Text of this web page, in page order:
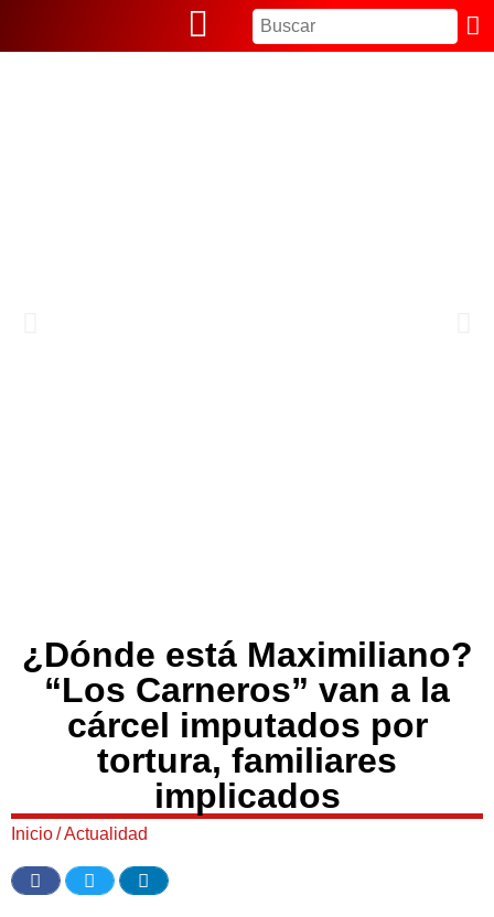
¿Dónde está Maximiliano?
“Los Carneros” van a la
cárcel imputados por
tortura, familiares
implicados
Inicio/Actualidad